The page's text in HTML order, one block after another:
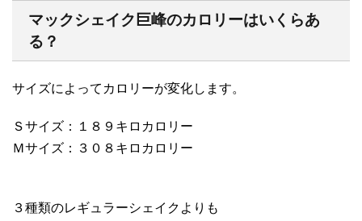
マックシェイク巨峰のカロリーはいくらあ
る？
サイズによってカロリーが変化します。
Ｓサイズ：１８９キロカロリー
Ｍサイズ：３０８キロカロリー
３種類のレギュラーシェイクよりも